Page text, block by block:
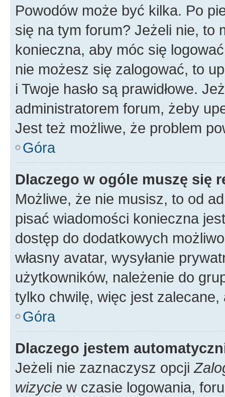
Powodów może być kilka. Po
się na tym forum? Jeżeli nie, to
konieczna, aby móc się
nie możesz się zalogować, to
i Twoje hasło są prawidłowe.
administratorem forum, żeby
Jest też możliwe, że problem
Góra
Dlaczego w ogóle muszę się
Możliwe, że nie musisz, to od
pisać wiadomości konieczna
dostęp do dodatkowych
własny avatar, wysyłanie
użytkowników, należenie do
tylko chwilę, więc jest zalecane,
Góra
Dlaczego jestem
Jeżeli nie zaznaczysz opcji
wizycie w czasie logowania,